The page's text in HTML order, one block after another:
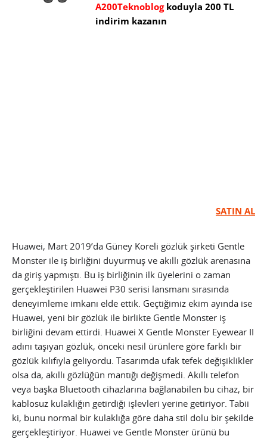
A200Teknoblogkoduyla 200 TL
indirim kazanın
SATIN AL
Huawei, Mart 2019’da Güney Koreli gözlük şirketi Gentle
Monster ile iş birliğini duyurmuş ve akıllı gözlük arenasına
da giriş yapmıştı. Bu iş birliğinin ilk üyelerini o zaman
gerçekleştirilen Huawei P30 serisi lansmanı sırasında
deneyimleme imkanı elde ettik. Geçtiğimiz ekim ayında ise
Huawei, yeni bir gözlük ile birlikte Gentle Monster iş
birliğini devam ettirdi. Huawei X Gentle Monster Eyewear II
adını taşıyan gözlük, önceki nesil ürünlere göre farklı bir
gözlük kılıfıyla geliyordu. Tasarımda ufak tefek değişiklikler
olsa da, akıllı gözlüğün mantığı değişmedi. Akıllı telefon
veya başka Bluetooth cihazlarına bağlanabilen bu cihaz, bir
kablosuz kulaklığın getirdiği işlevleri yerine getiriyor. Tabii
ki, bunu normal bir kulaklığa göre daha stil dolu bir şekilde
gerçekleştiriyor. Huawei ve Gentle Monster ürünü bu